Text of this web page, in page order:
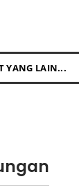
YANG LAIN...